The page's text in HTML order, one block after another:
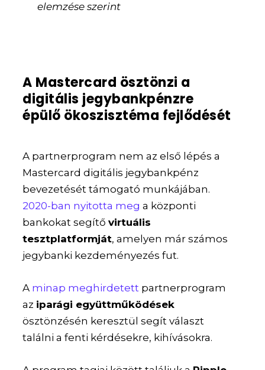
elemzése szerint
A Mastercard ösztönzi a
digitális jegybankpénzre
épülő ökoszisztéma fejlődését
A partnerprogram nem az első lépés a
Mastercard digitális jegybankpénz
bevezetését támogató munkájában.
2020-ban nyitotta meg a központi
bankokat segítővirtuális
tesztplatformját, amelyen már számos
jegybanki kezdeményezés fut.
A minap meghirdetett partnerprogram
az iparági együttműködések
ösztönzésén keresztül segít választ
találni a fenti kérdésekre, kihívásokra.